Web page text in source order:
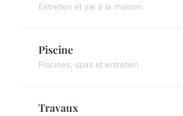
Entretien et vie à la maison
Piscine
Piscines, spas et entretien
Travaux